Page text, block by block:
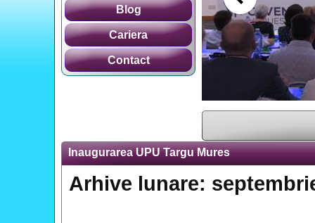
Blog
Cariera
Contact
Inaugurarea UPU Targu Mures
Arhive lunare: